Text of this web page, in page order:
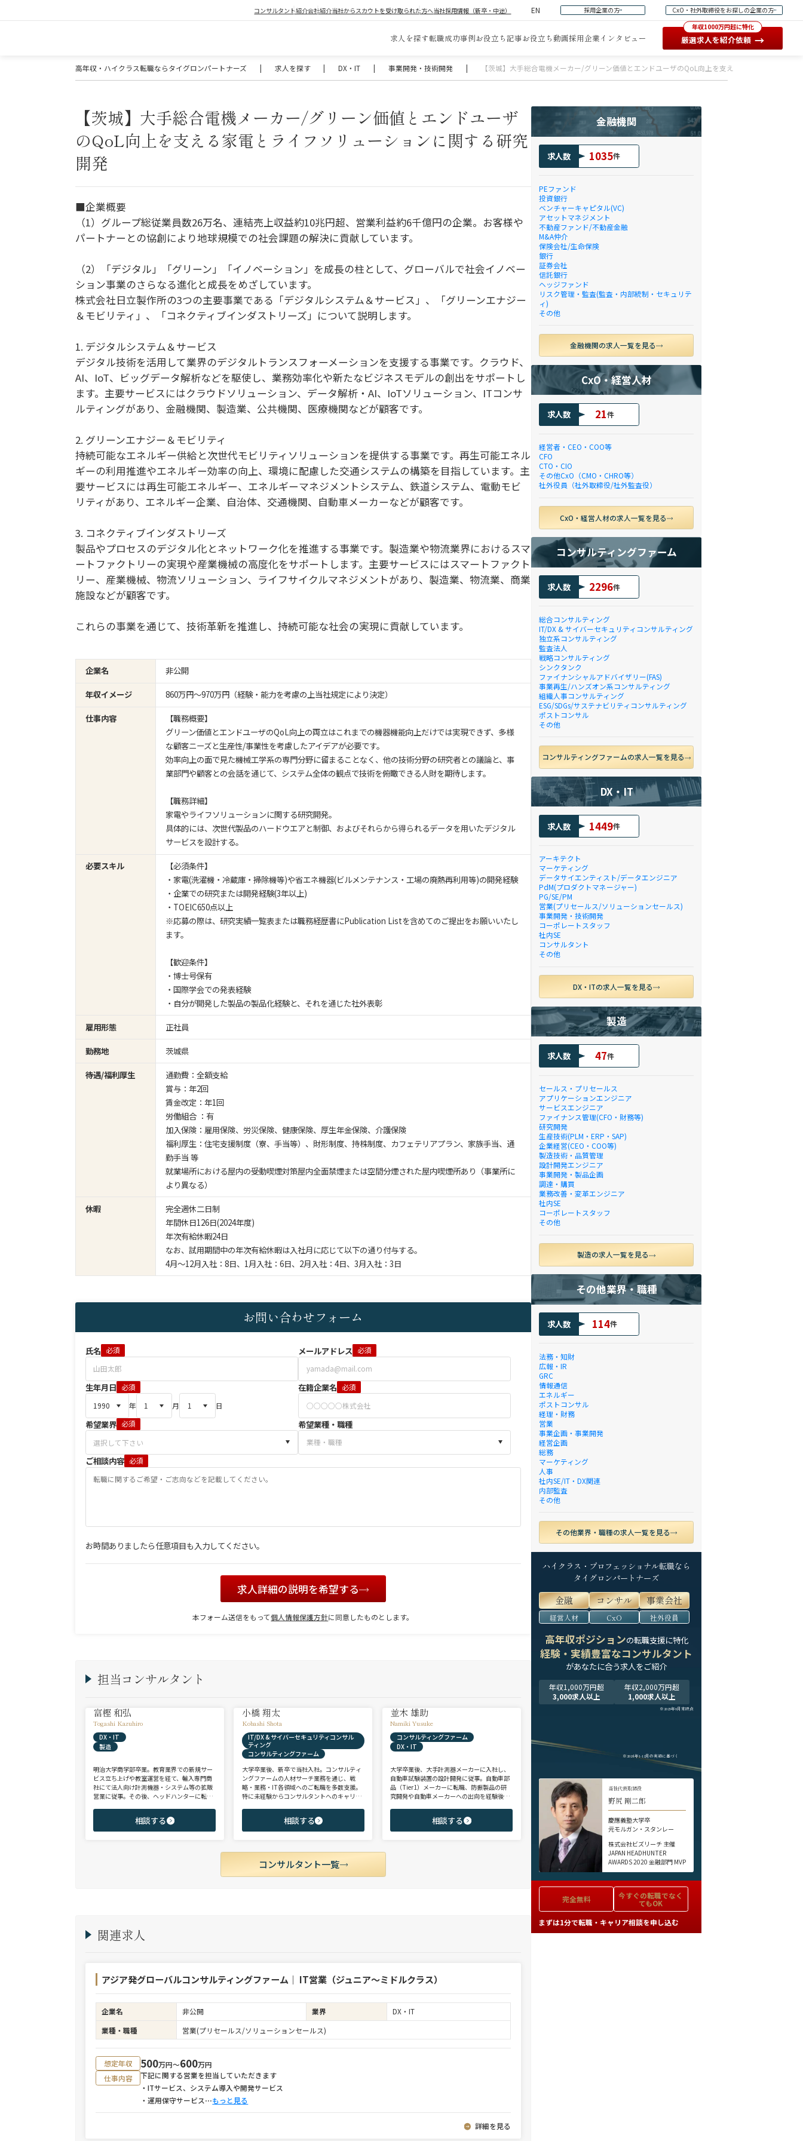
コンサルタント紹介会社紹介当社からスカウトを受け取られた方へ当社採用情報（新卒・中途） EN 採用企業の方 CxO・社外取締役をお探しの企業の方
求人を探す転職成功事例お役立ち記事お役立ち動画採用企業インタビュー
年収1000万円超に特化
厳選求人を紹介依頼 →
高年収・ハイクラス転職ならタイグロンパートナーズ | 求人を探す | DX・IT | 事業開発・技術開発 | 【茨城】大手総合電機メーカー/グリーン価値とエンドユーザのQoL向上を支える家電とライフソリ
【茨城】大手総合電機メーカー/グリーン価値とエンドユーザ
のQoL向上を支える家電とライフソリューションに関する研究
開発
■企業概要
（1）グループ総従業員数26万名、連結売上収益約10兆円超、営業利益約6千億円の企業。お客様や
パートナーとの協創により地球規模での社会課題の解決に貢献しています。
（2）「デジタル」「グリーン」「イノベーション」を成長の柱として、グローバルで社会イノベー
ション事業のさらなる進化と成長をめざしています。
株式会社日立製作所の3つの主要事業である「デジタルシステム＆サービス」、「グリーンエナジー
＆モビリティ」、「コネクティブインダストリーズ」について説明します。
1. デジタルシステム＆サービス
デジタル技術を活用して業界のデジタルトランスフォーメーションを支援する事業です。クラウド、
AI、IoT、ビッグデータ解析などを駆使し、業務効率化や新たなビジネスモデルの創出をサポートし
ます。主要サービスにはクラウドソリューション、データ解析・AI、IoTソリューション、ITコンサ
ルティングがあり、金融機関、製造業、公共機関、医療機関などが顧客です。
2. グリーンエナジー＆モビリティ
持続可能なエネルギー供給と次世代モビリティソリューションを提供する事業です。再生可能エネル
ギーの利用推進やエネルギー効率の向上、環境に配慮した交通システムの構築を目指しています。主
要サービスには再生可能エネルギー、エネルギーマネジメントシステム、鉄道システム、電動モビ
リティがあり、エネルギー企業、自治体、交通機関、自動車メーカーなどが顧客です。
3. コネクティブインダストリーズ
製品やプロセスのデジタル化とネットワーク化を推進する事業です。製造業や物流業界におけるスマ
ートファクトリーの実現や産業機械の高度化をサポートします。主要サービスにはスマートファクト
リー、産業機械、物流ソリューション、ライフサイクルマネジメントがあり、製造業、物流業、商業
施設などが顧客です。
これらの事業を通じて、技術革新を推進し、持続可能な社会の実現に貢献しています。
企業名
非公開
年収イメージ
860万円〜970万円（経験・能力を考慮の上当社規定により決定）
仕事内容
【職務概要】
グリーン価値とエンドユーザのQoL向上の両立はこれまでの機器機能向上だけでは実現できず、多様
な顧客ニーズと生産性/事業性を考慮したアイデアが必要です。
効率向上の面で見た機械工学系の専門分野に留まることなく、他の技術分野の研究者との議論と、事
業部門や顧客との会話を通じて、システム全体の観点で技術を俯瞰できる人財を期待します。
【職務詳細】
家電やライフソリューションに関する研究開発。
具体的には、次世代製品のハードウエアと制御、およびそれらから得られるデータを用いたデジタル
サービスを設計する。
必要スキル
【必須条件】
・家電(洗濯機・冷蔵庫・掃除機等)や省エネ機器(ビルメンテナンス・工場の廃熱再利用等)の開発経験
・企業での研究または開発経験(3年以上)
・TOEIC650点以上
※応募の際は、研究実績一覧表または職務経歴書にPublication Listを含めてのご提出をお願いいたし
ます。
【歓迎条件】
・博士号保有
・国際学会での発表経験
・自分が開発した製品の製品化経験と、それを通じた社外表彰
雇用形態
正社員
勤務地
茨城県
待遇/福利厚生
通勤費：全額支給
賞与：年2回
賃金改定：年1回
労働組合 ：有
加入保険：雇用保険、労災保険、健康保険、厚生年金保険、介護保険
福利厚生：住宅支援制度（寮、手当等）、財形制度、持株制度、カフェテリアプラン、家族手当、通
勤手当 等
就業場所における屋内の受動喫煙対策屋内全面禁煙または空間分煙された屋内喫煙所あり（事業所に
より異なる）
休暇
完全週休二日制
年間休日126日(2024年度)
年次有給休暇24日
なお、試用期間中の年次有給休暇は入社月に応じて以下の通り付与する。
4月～12月入社：8日、1月入社：6日、2月入社：4日、3月入社：3日
お問い合わせフォーム
氏名 必須 メールアドレス 必須
生年月日 必須
年
月 日
在籍企業名 必須
希望業界 必須 希望業種・職種
ご相談内容 必須
お時間ありましたら任意項目も入力してください。
求人詳細の説明を希望する
本フォーム送信をもって個人情報保護方針に同意したものとします。
担当コンサルタント
富樫 和弘
Togashi Kazuhiro
DX・IT
製造
明治大学商学部卒業。教育業界での新規サー
ビス立ち上げや教室運営を経て、輸入専門商
社にて法人向け計測機器・システム等の拡販
営業に従事。その後、ヘッドハンターに転身
て当社に参画。 製造全般/プラントエンジニ
アリング/物流/SIer/SaaSまで幅広い領域、職
相談する
小橋 翔太
Kobashi Shota
IT/DX & サイバーセキュリティコンサル
ティング
コンサルティングファーム
大学卒業後、新卒で当社入社。コンサルティ
ングファームの人材サーチ業務を通じ、戦
略・業務・IT各領域へのご転職を多数支援。
特に未経験からコンサルタントへのキャリア
ご志向と市場動向を踏まえ最適なキャリアを
ご提案させていただきます。
相談する
並木 雄助
Namiki Yusuke
コンサルティングファーム
DX・IT
大学卒業後、大手計測器メーカーに入社し、
自動車試験装置の設計開発に従事。自動車部
品（Tier1）メーカーに転職、防振製品の研
究開発や自動車メーカーへの出向を経験後、
ど幅広いご支援実績。 【受賞歴】 ・日経転職
版 Performance Award Executive部門 MVP ・
相談する
コンサルタント一覧
関連求人
アジア発グローバルコンサルティングファーム｜ IT営業（ジュニア～ミドルクラス）
企業名 非公開 業界
DX・IT
業種・職種
営業(プリセールス/ソリューションセールス)
想定年収 500万円〜600万円
仕事内容
下記に関する営業を担当していただきます
・ITサービス、システム導入や開発サービス
・運用保守サービス⋯もっと見る
詳細を見る
金融機関
求人数 1035件
PEファンド
投資銀行
ベンチャーキャピタル(VC)
アセットマネジメント
不動産ファンド/不動産金融
M&A仲介
保険会社/生命保険
銀行
証券会社
信託銀行
ヘッジファンド
リスク管理・監査(監査・内部統制・セキュリテ
ィ)
その他
金融機関の求人一覧を見る
CxO・経営人材
求人数 21件
経営者・CEO・COO等
CFO
CTO・CIO
その他CxO（CMO・CHRO等）
社外役員（社外取締役/社外監査役）
CxO・経営人材の求人一覧を見る
コンサルティングファーム
求人数 2296件
総合コンサルティング
IT/DX & サイバーセキュリティコンサルティング
独立系コンサルティング
監査法人
戦略コンサルティング
シンクタンク
ファイナンシャルアドバイザリー(FAS)
事業再生/ハンズオン系コンサルティング
組織人事コンサルティング
ESG/SDGs/サステナビリティコンサルティング
ポストコンサル
その他
コンサルティングファームの求人一覧を見る
DX・IT
求人数 1449件
アーキテクト
マーケティング
データサイエンティスト/データエンジニア
PdM(プロダクトマネージャー)
PG/SE/PM
営業(プリセールス/ソリューションセールス)
事業開発・技術開発
コーポレートスタッフ
社内SE
コンサルタント
その他
DX・ITの求人一覧を見る
製造
求人数 47件
セールス・プリセールス
アプリケーションエンジニア
サービスエンジニア
ファイナンス管理(CFO・財務等)
研究開発
生産技術(PLM・ERP・SAP)
企業経営(CEO・COO等)
製造技術・品質管理
設計開発エンジニア
事業開発・製品企画
調達・購買
業務改善・変革エンジニア
社内SE
コーポレートスタッフ
その他
製造の求人一覧を見る
その他業界・職種
求人数 114件
法務・知財
広報・IR
GRC
情報通信
エネルギー
ポストコンサル
経理・財務
営業
事業企画・事業開発
経営企画
総務
マーケティング
人事
社内SE/IT・DX関連
内部監査
その他
その他業界・職種の求人一覧を見る
ハイクラス・プロフェッショナル転職なら
タイグロンパートナーズ
金融 コンサル 事業会社
経営人材 CxO 社外役員
高年収ポジションの転職支援に特化
経験・実績豊富なコンサルタント
があなたに合う求人をご紹介
年収1,000万円超
3,000求人以上
年収2,000万円超
1,000求人以上
※2025年9月末時点
※2024年1-12月の実績に基づく
当社代表取締役
野尻 剛二郎
慶應義塾大学卒
元モルガン・スタンレー
株式会社ビズリーチ 主催
JAPAN HEADHUNTER
AWARDS 2020 金融部門 MVP
完全無料 今すぐの転職でなく
てもOK
まずは1分で転職・キャリア相談を申し込む